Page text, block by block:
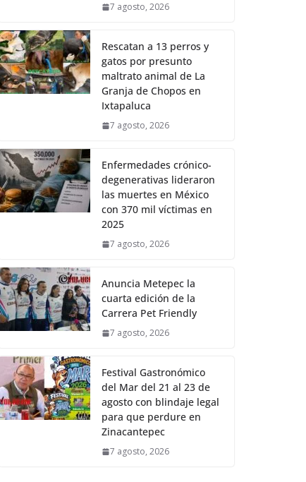
7 agosto, 2026
Rescatan a 13 perros y
gatos por presunto
maltrato animal de La
Granja de Chopos en
Ixtapaluca
7 agosto, 2026
Enfermedades crónico-
degenerativas lideraron
las muertes en México
con 370 mil víctimas en
2025
7 agosto, 2026
Anuncia Metepec la
cuarta edición de la
Carrera Pet Friendly
7 agosto, 2026
Festival Gastronómico
del Mar del 21 al 23 de
agosto con blindaje legal
para que perdure en
Zinacantepec
7 agosto, 2026